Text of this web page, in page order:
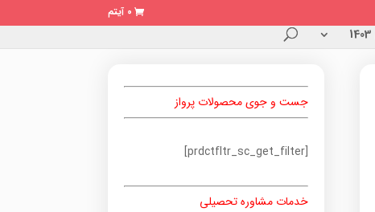
0 آیتم
جست و جوی محصولات پرواز
[prdctfltr_sc_get_filter]
خدمات مشاوره تحصیلی